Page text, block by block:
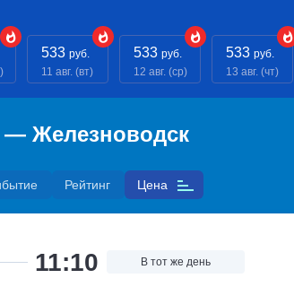
533 руб.
11 авг. (вт)
533 руб.
12 авг. (ср)
533 руб.
13 авг. (чт)
— Железноводск
Рейтинг Цена
11:10 В тот же день